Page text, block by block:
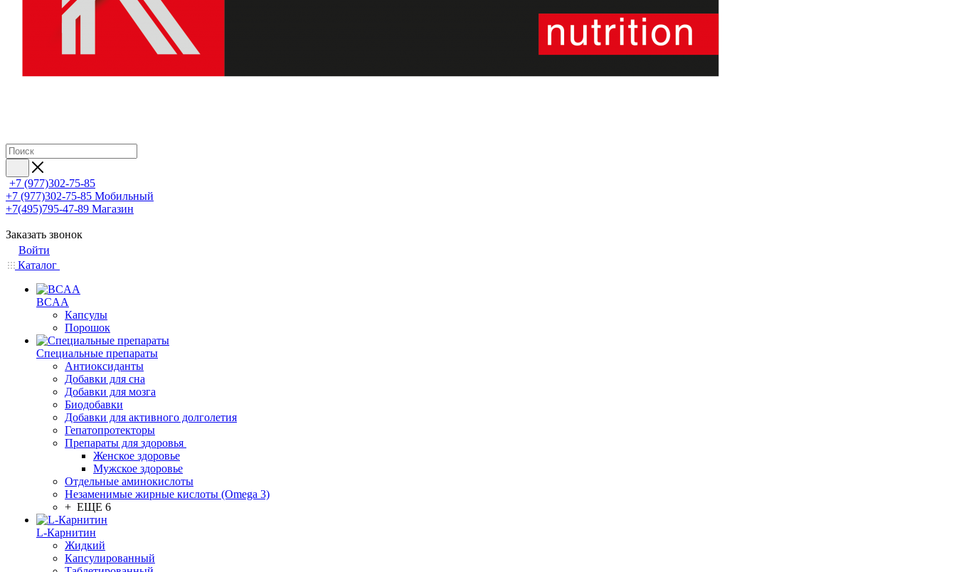
+7 (977)302-75-85
+7 (977)302-75-85 Мобильный
+7(495)795-47-89 Магазин
Заказать звонок
Войти
Каталог
BCAA
Капсулы
Порошок
Cпециальные препараты
Антиоксиданты
Добавки для сна
Добавки для мозга
Биодобавки
Добавки для активного долголетия
Гепатопротекторы
Препараты для здоровья
Женское здоровье
Мужское здоровье
Отдельные аминокислоты
Незаменимые жирные кислоты (Omega 3)
+ ЕЩЕ 6
L-Карнитин
Жидкий
Капсулированный